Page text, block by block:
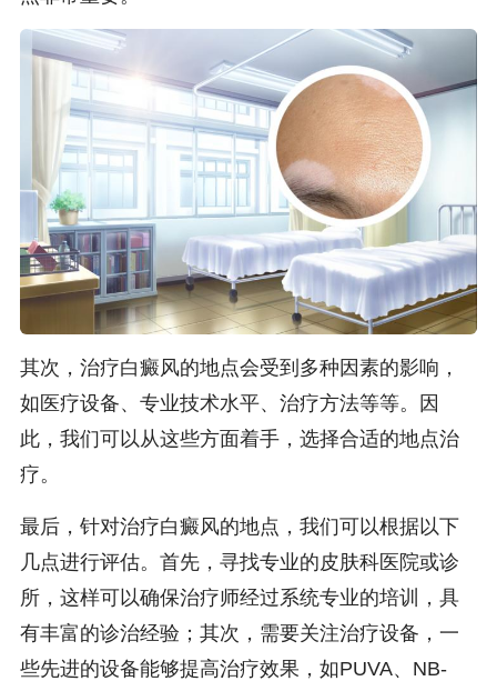
其次，治疗白癜风的地点会受到多种因素的影响，
如医疗设备、专业技术水平、治疗方法等等。因
此，我们可以从这些方面着手，选择合适的地点治
疗。
最后，针对治疗白癜风的地点，我们可以根据以下
几点进行评估。首先，寻找专业的皮肤科医院或诊
所，这样可以确保治疗师经过系统专业的培训，具
有丰富的诊治经验；其次，需要关注治疗设备，一
些先进的设备能够提高治疗效果，如PUVA、NB-